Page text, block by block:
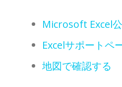
Microsoft Excel
Excelサポートペ
地図で確認する